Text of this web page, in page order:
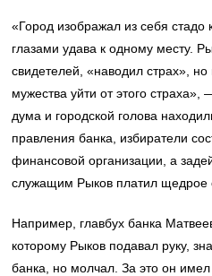
«Город изображал из себя стадо
глазами удава к одному месту.
свидетелей, «наводил страх», но
мужества уйти от этого
дума и городской голова
правления банка, избиратели
финансовой организации, а
служащим Рыков платил щедрое
Например, главбух банка
которому Рыков подавал руку,
банка, но молчал. За это он